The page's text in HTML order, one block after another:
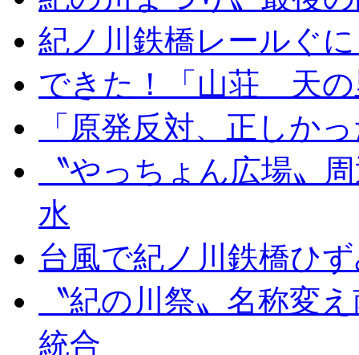
紀ノ川鉄橋レールぐ
できた！「山荘 天の
「原発反対、正しか
〝やっちょん広場〟
水
台風で紀ノ川鉄橋ひ
〝紀の川祭〟名称変
統合